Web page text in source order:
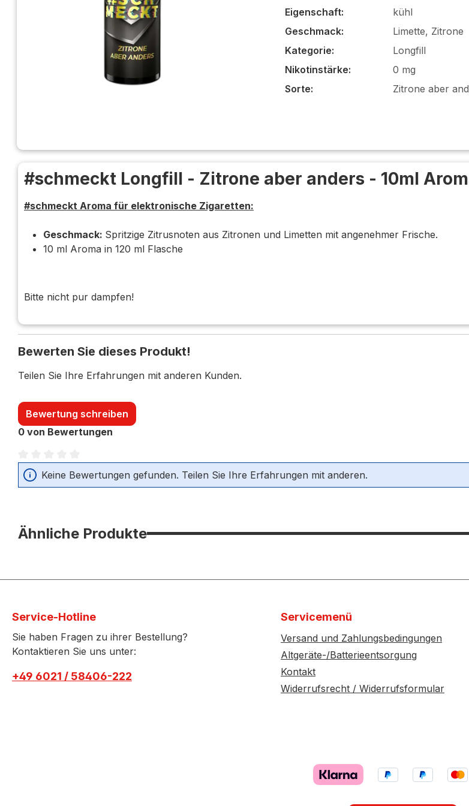
Eigenschaft:
kühl
Geschmack:
Limette, Zitrone
Kategorie:
Longfill
Nikotinstärke:
0 mg
Sorte:
Zitrone aber
#schmeckt Longfill - Zitrone aber anders - 10ml
#schmeckt Aroma für elektronische Zigaretten:
Geschmack: Spritzige Zitrusnoten aus Zitronen und Limetten mit angenehmer Frische.
10 ml Aroma in 120 ml Flasche
Bitte nicht pur dampfen!
Bewerten Sie dieses Produkt!
Teilen Sie Ihre Erfahrungen mit anderen Kunden.
Bewertung schreiben
0 von Bewertungen
Durchschnittliche Bewertung von 0 von 5 Sternen
Keine Bewertungen gefunden. Teilen Sie Ihre Erfahrungen mit anderen.
Ähnliche Produkte
Service-Hotline
Sie haben Fragen zu ihrer Bestellung?
Kontaktieren Sie uns unter:
+49 6021 / 58406-222
Servicemenü
Versand und Zahlungsbedingungen
Altgeräte-/Batterieentsorgung
Kontakt
Widerrufsrecht / Widerrufsformular